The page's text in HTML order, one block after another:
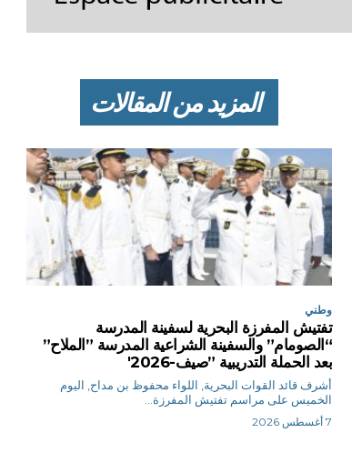
المزيد من المقالات
وطني
تفتيش المفرزة البحرية لسفينة المدرسة
“الصومام” والسفينة الشراعية المدرسة ”الملاح”
بعد الحملة التدريبية ”صيف-2026′
أشرف قائد القوات البحرية, اللواء محفوظ بن مداح, اليوم
الخميس على مراسم تفتيش المفرزة...
7 أغسطس 2026